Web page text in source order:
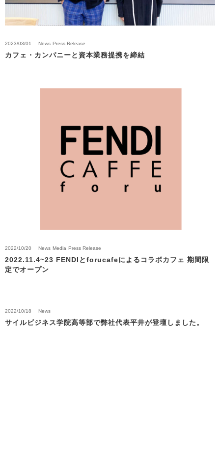
2023/03/01 News Press Release
カフェ・カンパニーと資本業務提携を締結
2022/10/20 News Media Press Release
2022.11.4~23 FENDIとforucafeによるコラボカフェ 期間限
定でオープン